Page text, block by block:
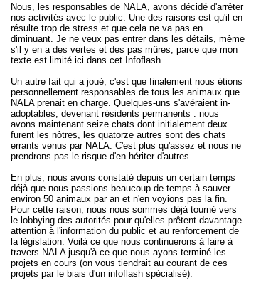
Nous, les responsables de NALA, avons décidé d'arrêter
nos activités avec le public. Une des raisons est qu'il en
résulte trop de stress et que cela ne va pas en
diminuant. Je ne veux pas entrer dans les détails, même
s'il y en a des vertes et des pas mûres, parce que mon
texte est limité ici dans cet Infoflash.
Un autre fait qui a joué, c'est que finalement nous étions
personnellement responsables de tous les animaux que
NALA prenait en charge. Quelques-uns s'avéraient in-
adoptables, devenant résidents permanents : nous
avons maintenant seize chats dont initialement deux
furent les nôtres, les quatorze autres sont des chats
errants venus par NALA. C'est plus qu'assez et nous ne
prendrons pas le risque d'en hériter d'autres.
En plus, nous avons constaté depuis un certain temps
déjà que nous passions beaucoup de temps à sauver
environ 50 animaux par an et n'en voyions pas la fin.
Pour cette raison, nous nous sommes déjà tourné vers
le lobbying des autorités pour qu'elles prêtent davantage
attention à l'information du public et au renforcement de
la législation. Voilà ce que nous continuerons à faire à
travers NALA jusqu'à ce que nous ayons terminé les
projets en cours (on vous tiendrait au courant de ces
projets par le biais d'un infoflash spécialisé).